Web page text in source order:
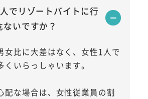
でリゾートバイトに行
ないですか？
女比に大差はなく、女性1人で
くいらっしゃいます。
配な場合は、女性従業員の割